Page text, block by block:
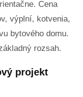
Cena
výplní, kotvenia,
bytového domu.
rozsah.
projekt